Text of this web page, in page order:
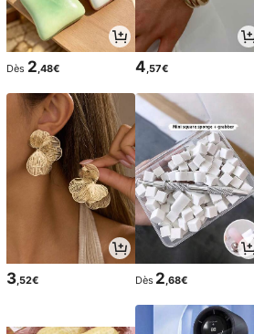
Dès 2,48€ 4,57€
3,52€ Dès 2,68€